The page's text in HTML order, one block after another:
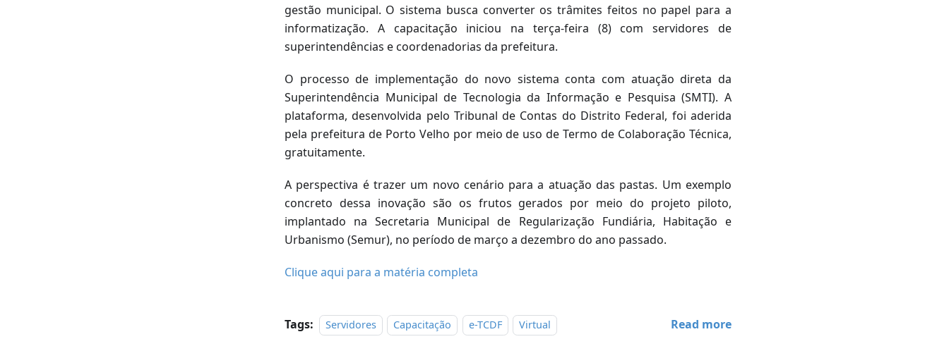
gestão municipal. O sistema busca converter os trâmites feitos no papel para a
informatização. A capacitação iniciou na terça-feira (8) com servidores de
superintendências e coordenadorias da prefeitura.
O processo de implementação do novo sistema conta com atuação direta da
Superintendência Municipal de Tecnologia da Informação e Pesquisa (SMTI). A
plataforma, desenvolvida pelo Tribunal de Contas do Distrito Federal, foi aderida
pela prefeitura de Porto Velho por meio de uso de Termo de Colaboração Técnica,
gratuitamente.
A perspectiva é trazer um novo cenário para a atuação das pastas. Um exemplo
concreto dessa inovação são os frutos gerados por meio do projeto piloto,
implantado na Secretaria Municipal de Regularização Fundiária, Habitação e
Urbanismo (Semur), no período de março a dezembro do ano passado.
Clique aqui para a matéria completa
Tags: Servidores Capacitação e-TCDF Virtual Read more